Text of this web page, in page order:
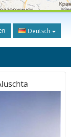
Deutsch